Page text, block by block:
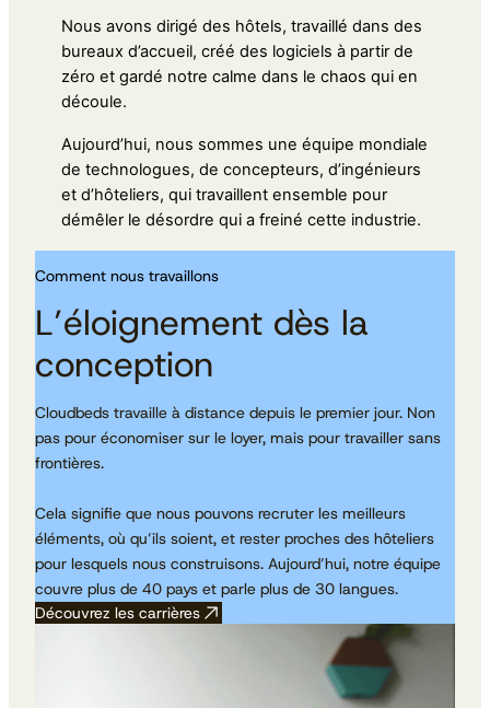
Nous avons dirigé des hôtels, travaillé dans des
bureaux d’accueil, créé des logiciels à partir de
zéro et gardé notre calme dans le chaos qui en
découle.
Aujourd’hui, nous sommes une équipe mondiale
de technologues, de concepteurs, d’ingénieurs
et d’hôteliers, qui travaillent ensemble pour
démêler le désordre qui a freiné cette industrie.
Comment nous travaillons
L’éloignement dès la
conception
Cloudbeds travaille à distance depuis le premier jour. Non
pas pour économiser sur le loyer, mais pour travailler sans
frontières.
Cela signifie que nous pouvons recruter les meilleurs
éléments, où qu’ils soient, et rester proches des hôteliers
pour lesquels nous construisons. Aujourd’hui, notre équipe
couvre plus de 40 pays et parle plus de 30 langues.
Découvrez les carrières